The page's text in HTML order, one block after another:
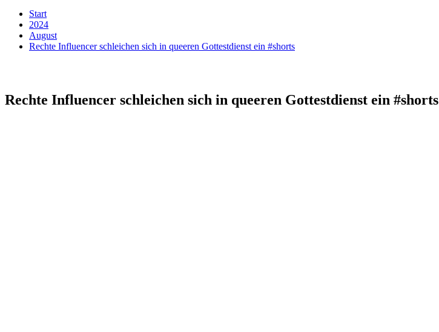
Start
2024
August
Rechte Influencer schleichen sich in queeren Gottestdienst ein #shorts
Rechte Influencer schleichen sich in queeren Gottestdienst ein #shorts